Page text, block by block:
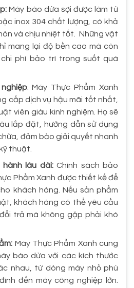
Máy bào dừa sợi được làm từ
inox 304 chất lượng, có khả
và chịu nhiệt tốt. Những vật
mang lại độ bền cao mà còn
phí bảo trì trong suốt quá
: Máy Thực Phẩm Xanh
cấp dịch vụ hậu mãi tốt nhất,
viên giàu kinh nghiệm. Họ sẽ
lắp đặt, hướng dẫn sử dụng
đảm bảo giải quyết nhanh
thuật.
lâu dài: Chính sách bảo
Phẩm Xanh được thiết kế để
khách hàng. Nếu sản phẩm
khách hàng có thể yêu cầu
trả mà không gặp phải khó
Máy Thực Phẩm Xanh cung
bào dừa với các kích thước
nhau, từ dòng máy nhỏ phù
đến máy công nghiệp lớn.